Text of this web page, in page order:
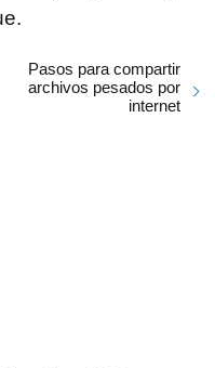
Pasos para compartir
archivos pesados por
internet